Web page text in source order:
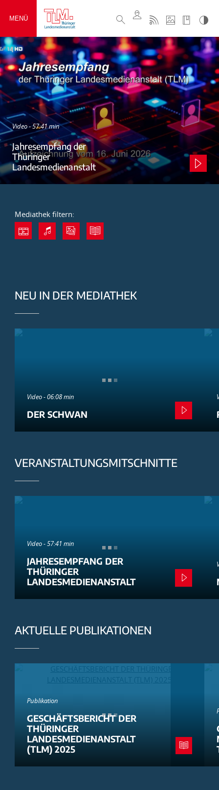
MENÜ
Video - 57:41 min
Jahresempfang der
Thüringer
Landesmedienanstalt
Mediathek filtern:
NEU IN DER MEDIATHEK
Video - 06:08 min
DER SCHWAN
VERANSTALTUNGSMITSCHNITTE
Video - 57:41 min
JAHRESEMPFANG DER
THÜRINGER
LANDESMEDIENANSTALT
AKTUELLE PUBLIKATIONEN
Publikation
GESCHÄFTSBERICHT DER
THÜRINGER
LANDESMEDIENANSTALT
(TLM) 2025